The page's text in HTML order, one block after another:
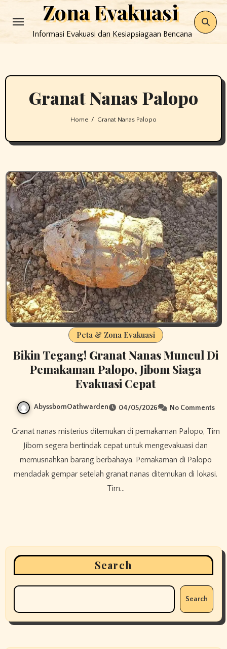
to
Zona Evakuasi
Informasi Evakuasi dan Kesiapsiagaan Bencana
Granat Nanas Palopo
Home Granat Nanas Palopo
Peta & Zona Evakuasi
Bikin Tegang! Granat Nanas Muncul Di
Pemakaman Palopo, Jibom Siaga
Evakuasi Cepat
AbyssbornOathwarden 04/05/2026 No Comments
Granat nanas misterius ditemukan di pemakaman Palopo, Tim
Jibom segera bertindak cepat untuk mengevakuasi dan
memusnahkan barang berbahaya. Pemakaman di Palopo
mendadak gempar setelah granat nanas ditemukan di lokasi.
Tim…
Search
Search